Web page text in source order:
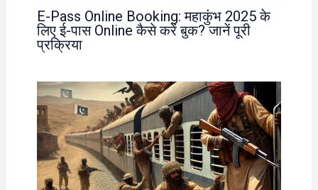
E-Pass Online Booking: महाकुंभ 2025 के
लिए ई-पास Online कैसे करें बुक? जानें पूरी
प्रक्रिया